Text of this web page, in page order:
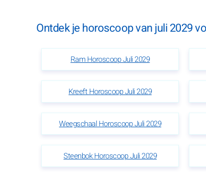
Ontdek je horoscoop van juli 2029
Ram Horoscoop Juli 2029
Kreeft Horoscoop Juli 2029
Weegschaal Horoscoop Juli 2029
Steenbok Horoscoop Juli 2029